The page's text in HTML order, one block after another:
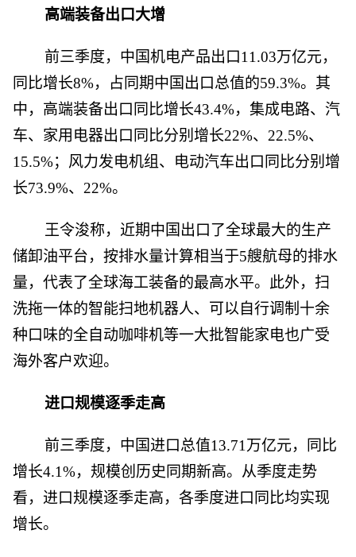
高端装备出口大增
前三季度，中国机电产品出口11.03万亿元，
同比增长8%，占同期中国出口总值的59.3%。其
中，高端装备出口同比增长43.4%，集成电路、汽
车、家用电器出口同比分别增长22%、22.5%、
15.5%；风力发电机组、电动汽车出口同比分别增
长73.9%、22%。
王令浚称，近期中国出口了全球最大的生产
储卸油平台，按排水量计算相当于5艘航母的排水
量，代表了全球海工装备的最高水平。此外，扫
洗拖一体的智能扫地机器人、可以自行调制十余
种口味的全自动咖啡机等一大批智能家电也广受
海外客户欢迎。
进口规模逐季走高
前三季度，中国进口总值13.71万亿元，同比
增长4.1%，规模创历史同期新高。从季度走势
看，进口规模逐季走高，各季度进口同比均实现
增长。